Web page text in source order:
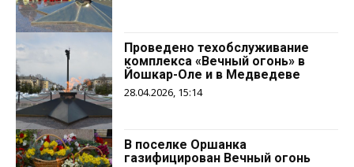
Проведено техобслуживание
комплекса «Вечный огонь» в
Йошкар-Оле и в Медведеве
28.04.2026, 15:14
В поселке Оршанка
газифицирован Вечный огонь